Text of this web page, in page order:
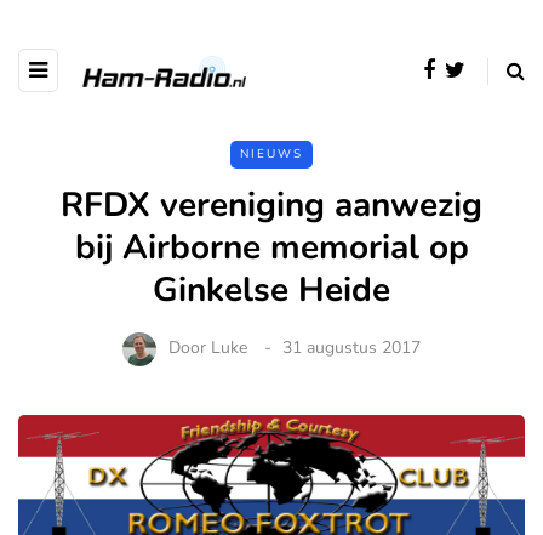
NIEUWS
RFDX vereniging aanwezig
bij Airborne memorial op
Ginkelse Heide
Door Luke 31 augustus 2017